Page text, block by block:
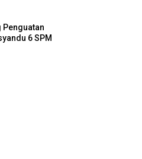
Penguatan
6 SPM